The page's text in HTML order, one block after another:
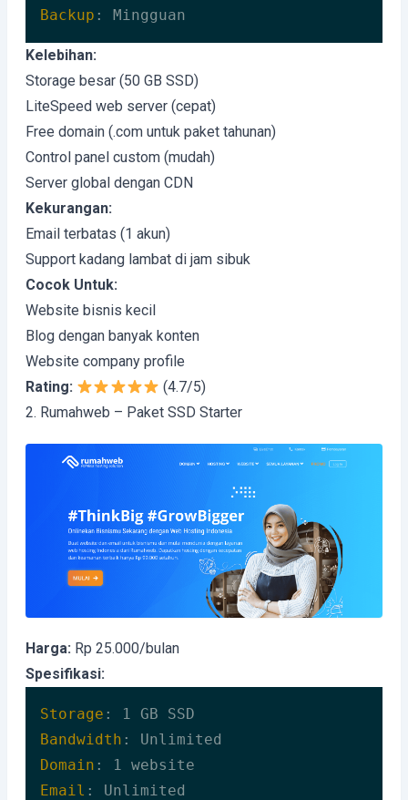
Backup : Mingguan
Code language:
Kelebihan:
Storage besar (50 GB SSD)
LiteSpeed web server (cepat)
Free domain (.com untuk paket tahunan)
Control panel custom (mudah)
Server global dengan CDN
Kekurangan:
Email terbatas (1 akun)
Support kadang lambat di jam sibuk
Cocok Untuk:
Website bisnis kecil
Blog dengan banyak konten
Website company profile
Rating:
(4.7/5)
2. Rumahweb – Paket SSD Starter
Harga: Rp 25.000/bulan
Spesifikasi:
Storage
Bandwidth
Domain
Email